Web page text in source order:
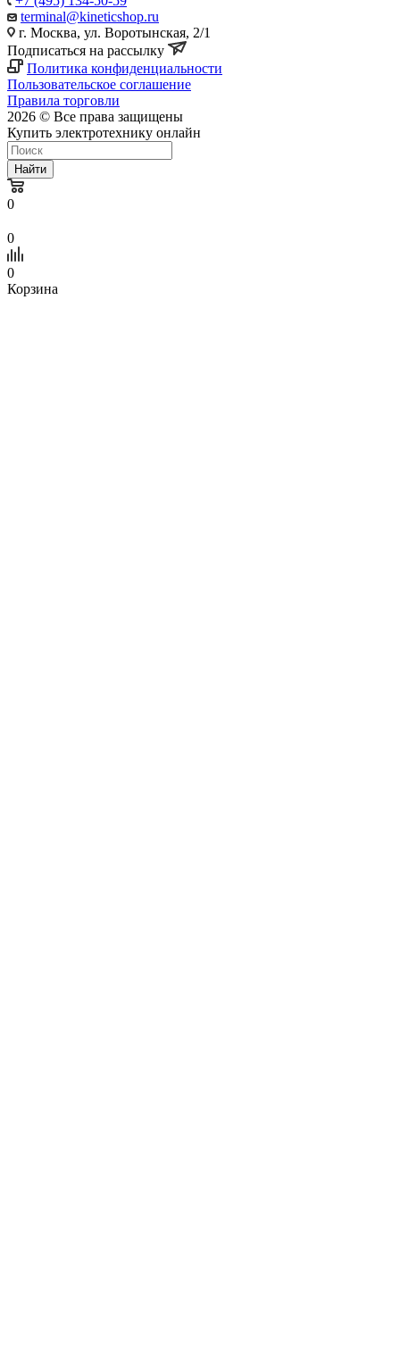
terminal@kineticshop.ru
г. Москва, ул. Воротынская, 2/1
Подписаться на рассылку
Политика конфиденциальности
Пользовательское соглашение
Правила торговли
2026 © Все права защищены
Купить электротехнику онлайн
Найти
0
0
0
Корзина